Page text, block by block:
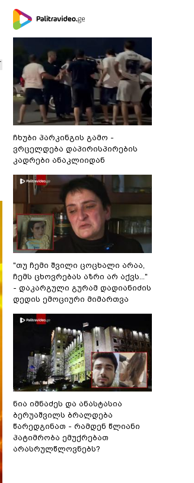
ჩხუბი პარკინგის გამო -
ვრცელდება დაპირისპირების
კადრები ანაკლიიდან
"თუ ჩემი შვილი ცოცხალი არაა,
ჩემს ცხოვრებას აზრი არ აქვს..."
- დაკარგული გურამ დადიანიძის
დედის ემოციური მიმართვა
ნია იმნაძეს და ანასტასია
ბერუაშვილს ბრალდება
წარედგინათ - რამდენ წლიანი
პატიმრობა ემუქრებათ
არასრულწლოვნებს?